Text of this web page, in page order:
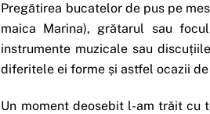
Pregătirea bucatelor de pus pe
maica Marina), grătarul sau
instrumente muzicale sau
diferitele ei forme și astfel ocazii
Un moment deosebit l-am trăit cu